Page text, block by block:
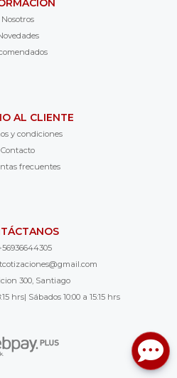
Nosotros
AL CLIENTE
y condiciones
Contacto
frecuentes
300, Santiago
hrs| Sábados 10:00 a 15:15 hrs